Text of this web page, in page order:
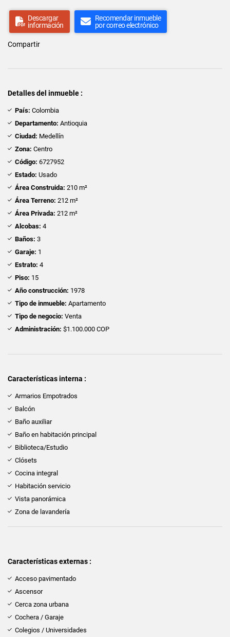
Descargar
información
Recomendar inmueble
por correo electrónico
Compartir
Detalles del inmueble :
País: Colombia
Departamento: Antioquia
Ciudad: Medellín
Zona: Centro
Código: 6727952
Estado: Usado
Área Construida: 210 m²
Área Terreno: 212 m²
Área Privada: 212 m²
Alcobas: 4
Baños: 3
Garaje: 1
Estrato: 4
Piso: 15
Año construcción: 1978
Tipo de inmueble: Apartamento
Tipo de negocio: Venta
Administración: $1.100.000 COP
Características interna :
Armarios Empotrados
Balcón
Baño auxiliar
Baño en habitación principal
Biblioteca/Estudio
Clósets
Cocina integral
Habitación servicio
Vista panorámica
Zona de lavandería
Características externas :
Acceso pavimentado
Ascensor
Cerca zona urbana
Cochera / Garaje
Colegios / Universidades